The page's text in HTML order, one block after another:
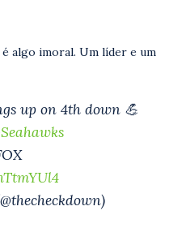
algo imoral. Um líder e um
up on 4th down 💪